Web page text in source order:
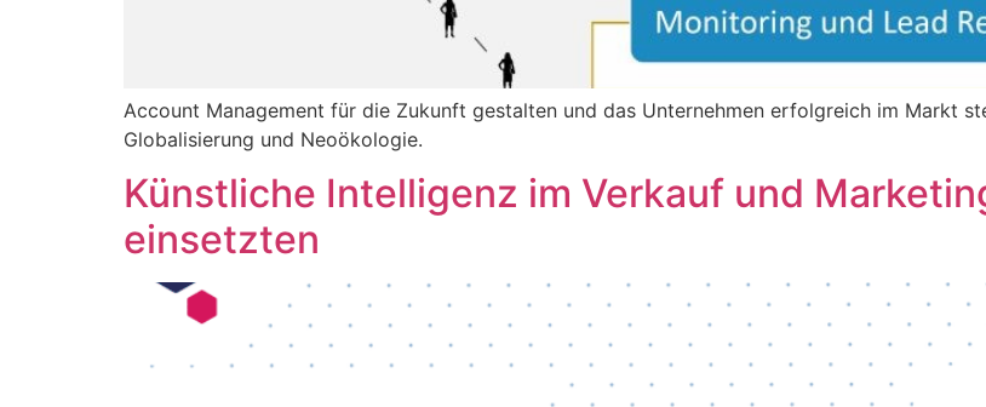
Account Management für die Zukunft gestalten und das Unternehmen erfolgreich im Markt
Globalisierung und Neoökologie.
Künstliche Intelligenz im Verkauf und
einsetzten